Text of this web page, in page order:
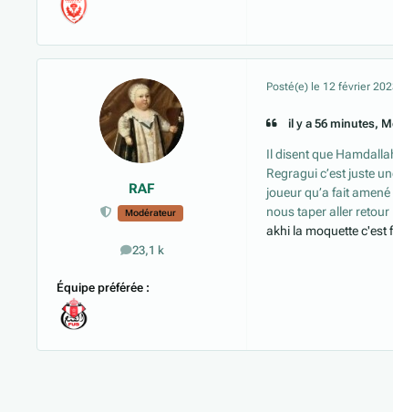
RAF
Modérateur
23,1 k
messages
Équipe préférée :
Posté(e) le 12 février
il y a 56 minutes,
Il disent que
Regragui c’est juste
joueur qu’a fait
nous taper aller retour
akhi la moquette c'est